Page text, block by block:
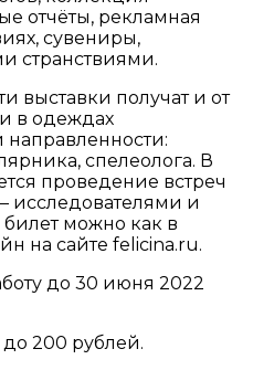
отчёты, рекламная
сувениры,
странствиями.
выставки получат и от
в одеждах
направленности:
спелеолога. В
проведение встреч
исследователями и
можно как в
на сайте felicina.ru.
до 30 июня 2022
до 200 рублей.